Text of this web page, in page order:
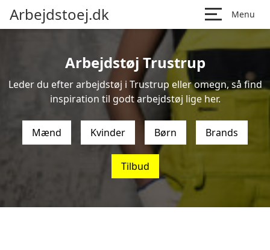
Arbejdstoej.dk Menu
Arbejdstøj Trustrup
Leder du efter arbejdstøj i Trustrup eller omegn, så find
inspiration til godt arbejdstøj lige her.
Mænd Kvinder Børn Brands
Tilbud